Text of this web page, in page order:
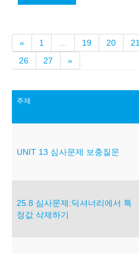
«
전
1 19 20 21
26
27 »다
음
주제
UNIT 13 심사문제 보충질문
25.8 심사문제:딕셔너리에서 특
정값 삭제하기